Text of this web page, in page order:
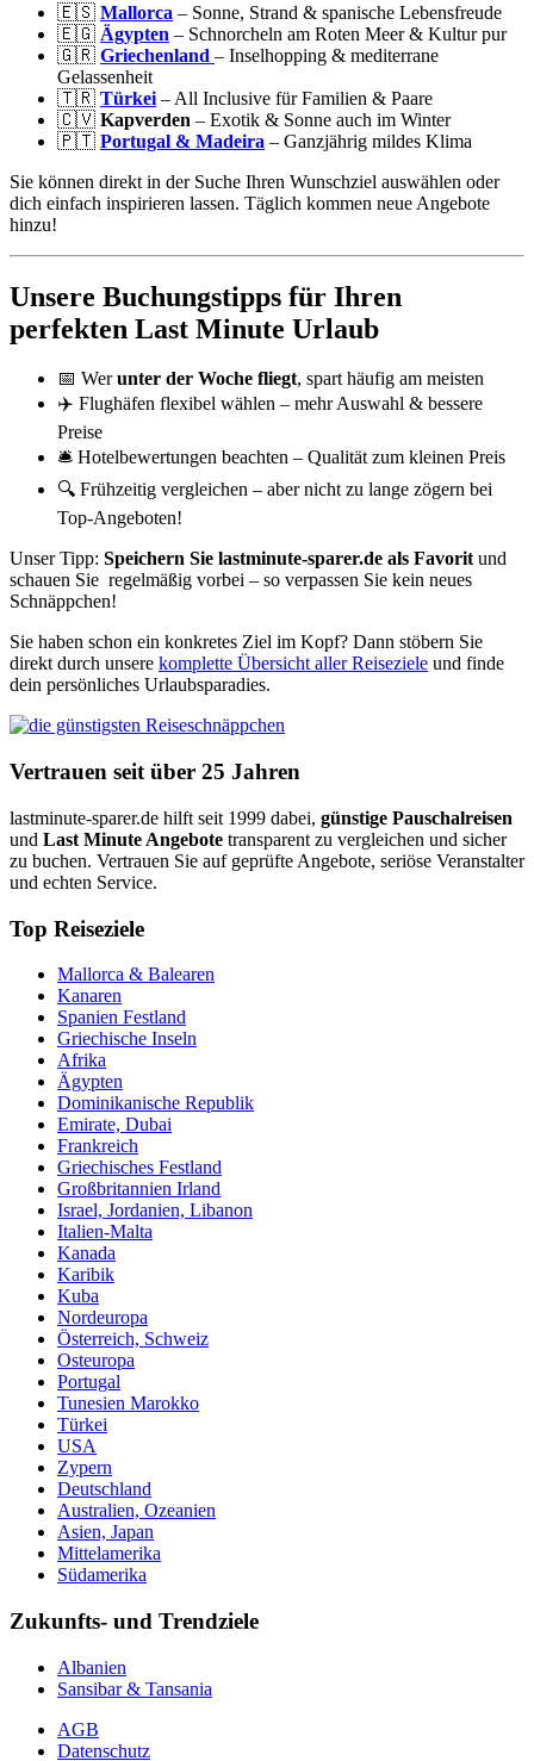
🇪🇸 Mallorca – Sonne, Strand & spanische Lebensfreude
🇪🇬 Ägypten – Schnorcheln am Roten Meer & Kultur pur
🇬🇷 Griechenland – Inselhopping & mediterrane
Gelassenheit
🇹🇷 Türkei – All Inclusive für Familien & Paare
🇨🇻 Kapverden – Exotik & Sonne auch im Winter
🇵🇹 Portugal & Madeira – Ganzjährig mildes Klima
Sie können direkt in der Suche Ihren Wunschziel auswählen oder
dich einfach inspirieren lassen. Täglich kommen neue Angebote
hinzu!
Unsere Buchungstipps für Ihren
perfekten Last Minute Urlaub
📅 Werunter der Woche fliegt, spart häufig am meisten
✈️ Flughäfen flexibel wählen – mehr Auswahl & bessere
Preise
🛎️ Hotelbewertungen beachten – Qualität zum kleinen Preis
🔍 Frühzeitig vergleichen – aber nicht zu lange zögern bei
Top-Angeboten!
Unser Tipp: Speichern Sie lastminute-sparer.de als Favoritund
schauen Sie regelmäßig vorbei – so verpassen Sie kein neues
Schnäppchen!
Sie haben schon ein konkretes Ziel im Kopf? Dann stöbern Sie
direkt durch unsere komplette Übersicht aller Reiseziele und finde
dein persönliches Urlaubsparadies.
Vertrauen seit über 25 Jahren
lastminute-sparer.de hilft seit 1999 dabei, günstige Pauschalreisen
und Last Minute Angebote transparent zu vergleichen und sicher
zu buchen. Vertrauen Sie auf geprüfte Angebote, seriöse Veranstalter
und echten Service.
Top Reiseziele
Mallorca & Balearen
Kanaren
Spanien Festland
Griechische Inseln
Afrika
Ägypten
Dominikanische Republik
Emirate, Dubai
Frankreich
Griechisches Festland
Großbritannien Irland
Israel, Jordanien, Libanon
Italien-Malta
Kanada
Karibik
Kuba
Nordeuropa
Österreich, Schweiz
Osteuropa
Portugal
Tunesien Marokko
Türkei
USA
Zypern
Deutschland
Australien, Ozeanien
Asien, Japan
Mittelamerika
Südamerika
Zukunfts- und Trendziele
Albanien
Sansibar & Tansania
AGB
Datenschutz